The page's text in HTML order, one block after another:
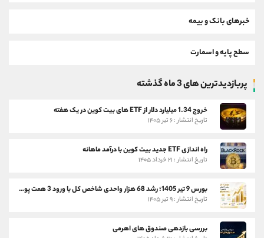
خبرهای بانک و بیمه
سطح پایه و اسمارت
پربازدیدترین های 3 ماه گذشته
خروج 1.34 میلیارد دلار از ETF های بیت کوین در یک هفته
تاریخ انتشار : ۶ تیر ۱۴۰۵
راه اندازی ETF جدید بیت کوین با درآمد ماهانه
تاریخ انتشار : ۲۱ خرداد ۱۴۰۵
بورس 9 تیر 1405؛ رشد 68 هزار واحدی شاخص کل با ورود 3 همت پول حقیقی
تاریخ انتشار : ۹ تیر ۱۴۰۵
بررسی بازدهی صندوق های اهرمی